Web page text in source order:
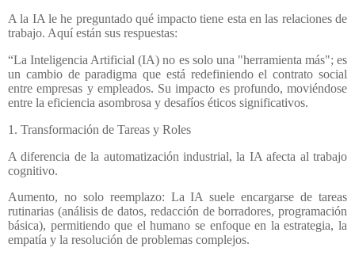
A la IA le he preguntado qué impacto tiene esta en las relaciones de
trabajo. Aquí están sus respuestas:
“La Inteligencia Artificial (IA) no es solo una "herramienta más"; es
un cambio de paradigma que está redefiniendo el contrato social
entre empresas y empleados. Su impacto es profundo, moviéndose
entre la eficiencia asombrosa y desafíos éticos significativos.
1. Transformación de Tareas y Roles
A diferencia de la automatización industrial, la IA afecta al trabajo
cognitivo.
Aumento, no solo reemplazo: La IA suele encargarse de tareas
rutinarias (análisis de datos, redacción de borradores, programación
básica), permitiendo que el humano se enfoque en la estrategia, la
empatía y la resolución de problemas complejos.